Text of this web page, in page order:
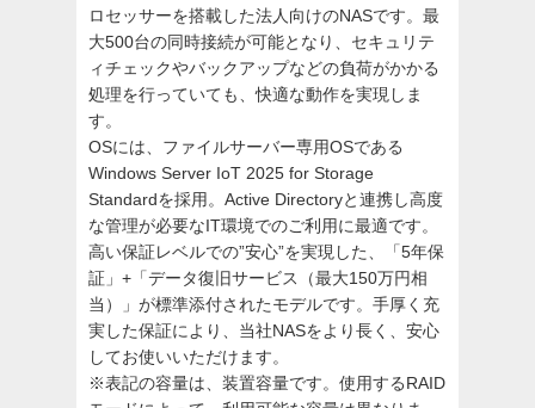
ロセッサーを搭載した法人向けのNASです。最
大500台の同時接続が可能となり、セキュリテ
ィチェックやバックアップなどの負荷がかかる
処理を行っていても、快適な動作を実現しま
す。
OSには、ファイルサーバー専用OSである
Windows Server IoT 2025 for Storage
Standardを採用。Active Directoryと連携し高度
な管理が必要なIT環境でのご利用に最適です。
高い保証レベルでの”安心”を実現した、「5年保
証」+「データ復旧サービス（最大150万円相
当）」が標準添付されたモデルです。手厚く充
実した保証により、当社NASをより長く、安心
してお使いいただけます。
※表記の容量は、装置容量です。使用するRAID